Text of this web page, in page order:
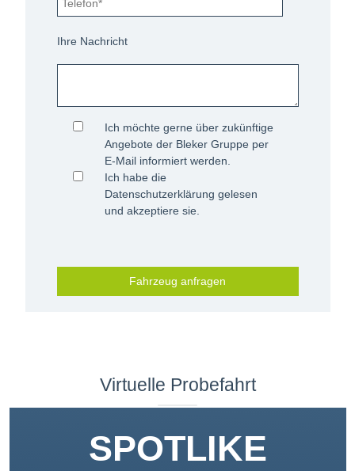
Ihre Nachricht
Ich möchte gerne über zukünftige
Angebote der Bleker Gruppe per
E-Mail informiert werden.
Ich habe die
Datenschutzerklärung gelesen
und akzeptiere sie.
Fahrzeug anfragen
Virtuelle Probefahrt
SPOTLIKE